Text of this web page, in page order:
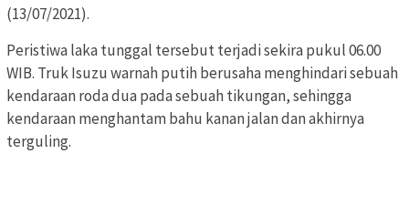
(13/07/2021).
Peristiwa laka tunggal tersebut terjadi sekira pukul 06.00
WIB. Truk Isuzu warnah putih berusaha menghindari sebuah
kendaraan roda dua pada sebuah tikungan, sehingga
kendaraan menghantam bahu kanan jalan dan akhirnya
terguling.